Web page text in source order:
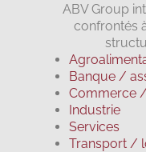
ABV Group
confrontés
Banque /
Commerce
Industrie
Services
Transport /